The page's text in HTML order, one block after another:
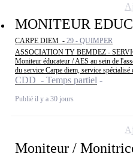
MONITEUR
CARPE DIEM - 29 - QUIMPER
ASSOCIATION TY BEMDEZ -
Moniteur éducateur / AES au sein de
du service Carpe diem, service spécialisé
CDD - Temps partiel
Publié il y a 30 jours
Moniteur /